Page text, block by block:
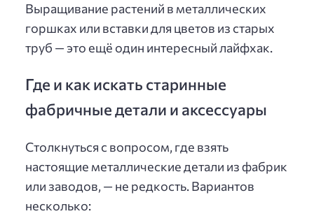
Выращивание растений в металлических
горшках или вставки для цветов из старых
труб — это ещё один интересный лайфхак.
Где и как искать старинные
фабричные детали и аксессуары
Столкнуться с вопросом, где взять
настоящие металлические детали из фабрик
или заводов, — не редкость. Вариантов
несколько: